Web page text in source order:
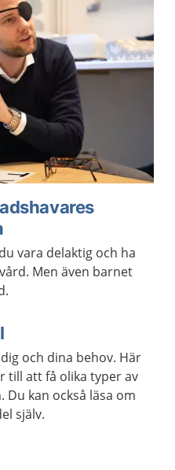
vara delaktig och ha
Men även barnet
och dina behov. Här
till att få olika typer av
kan också läsa om
själv.